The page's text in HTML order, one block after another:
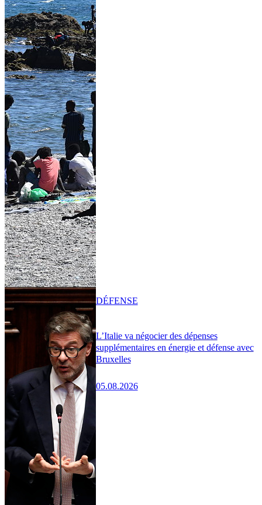
L’Italie va négocier des dépenses
supplémentaires en énergie et défense avec
Bruxelles
05.08.2026
DÉFENSE